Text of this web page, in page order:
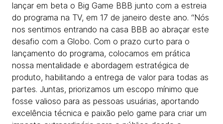
lançar em beta o Big Game BBB junto com a estreia
do programa na TV, em 17 de janeiro deste ano. “Nós
nos sentimos entrando na casa BBB ao abraçar este
desafio com a Globo. Com o prazo curto para o
lançamento do programa, colocamos em prática
nossa mentalidade e abordagem estratégica de
produto, habilitando a entrega de valor para todas as
partes. Juntas, priorizamos um escopo mínimo que
fosse valioso para as pessoas usuárias, aportando
excelência técnica e paixão pelo game para criar um